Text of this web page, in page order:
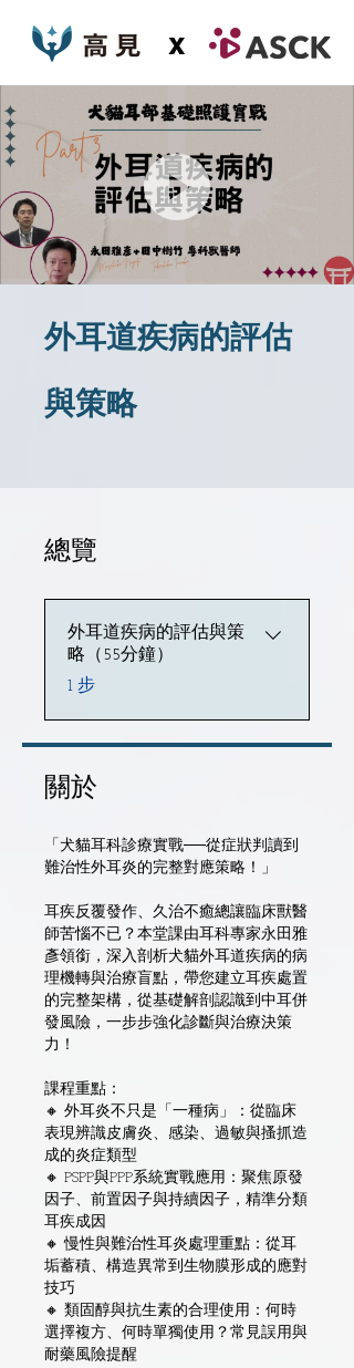
x
外耳道疾病的評估
與策略
總覽
外耳道疾病的評估與策
略（55分鐘）
.1 步
關於
「犬貓耳科診療實戰──從症狀判讀到
難治性外耳炎的完整對應策略！」
耳疾反覆發作、久治不癒總讓臨床獸醫
師苦惱不已？本堂課由耳科專家永田雅
彥領銜，深入剖析犬貓外耳道疾病的病
理機轉與治療盲點，帶您建立耳疾處置
的完整架構，從基礎解剖認識到中耳併
發風險，一步步強化診斷與治療決策
力！
課程重點：
🔸 外耳炎不只是「一種病」：從臨床
表現辨識皮膚炎、感染、過敏與搔抓造
成的炎症類型
🔸 PSPP與PPP系統實戰應用：聚焦原發
因子、前置因子與持續因子，精準分類
耳疾成因
🔸 慢性與難治性耳炎處理重點：從耳
垢蓄積、構造異常到生物膜形成的應對
技巧
🔸 類固醇與抗生素的合理使用：何時
選擇複方、何時單獨使用？常見誤用與
耐藥風險提醒